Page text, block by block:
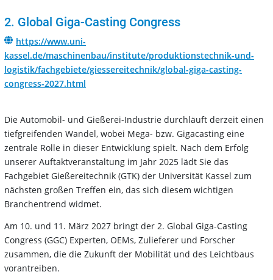
2. Global Giga-Casting Congress
https://www.uni-
kassel.de/maschinenbau/institute/produktionstechnik-und-
logistik/fachgebiete/giessereitechnik/global-giga-casting-
congress-2027.html
Die Automobil- und Gießerei-Industrie durchläuft derzeit einen
tiefgreifenden Wandel, wobei Mega- bzw. Gigacasting eine
zentrale Rolle in dieser Entwicklung spielt. Nach dem Erfolg
unserer Auftaktveranstaltung im Jahr 2025 lädt Sie das
Fachgebiet Gießereitechnik (GTK) der Universität Kassel zum
nächsten großen Treffen ein, das sich diesem wichtigen
Branchentrend widmet.
Am 10. und 11. März 2027 bringt der 2. Global Giga-Casting
Congress (GGC) Experten, OEMs, Zulieferer und Forscher
zusammen, die die Zukunft der Mobilität und des Leichtbaus
vorantreiben.